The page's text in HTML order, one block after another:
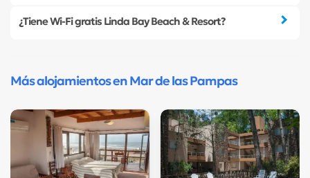
¿Tiene Wi-Fi gratis Linda Bay Beach & Resort?
Más alojamientos en Mar de las Pampas